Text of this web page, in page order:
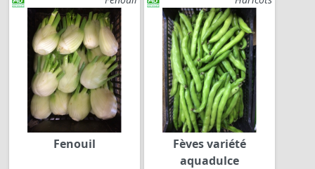
Fenouil
Fèves variété
aquadulce